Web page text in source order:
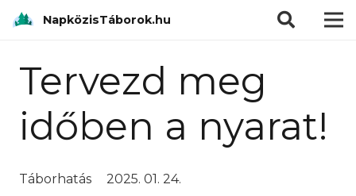
NapközisTáborok.hu
Tervezd meg
időben a nyarat!
Táborhatás 2025. 01. 24.